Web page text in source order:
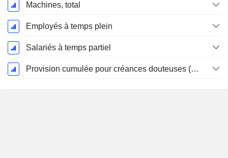
Machines, total
Employés à temps plein
Salariés à temps partiel
Provision cumulée pour créances douteuses (Supple)